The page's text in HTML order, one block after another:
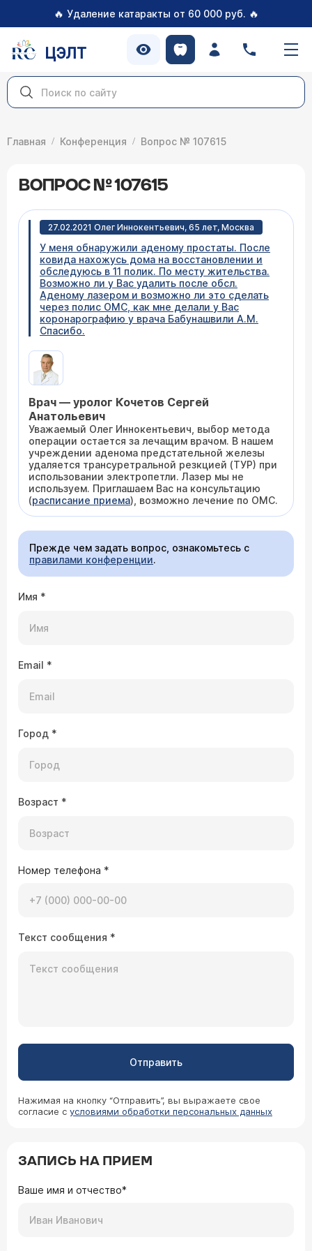
🔥 Удаление катаракты от 60 000 руб. 🔥
ЦЭЛТ
Главная Конференция Вопрос № 107615
ВОПРОС № 107615
27.02.2021 Олег Иннокентьевич, 65 лет, Москва
У меня обнаружили аденому простаты. После
ковида нахожусь дома на восстановлении и
обследуюсь в 11 полик. По месту жительства.
Возможно ли у Вас удалить после обсл.
Аденому лазером и возможно ли это сделать
через полис ОМС, как мне делали у Вас
коронарографию у врача Бабунашвили А.М.
Спасибо.
Врач — уролог Кочетов Сергей
Анатольевич
Уважаемый Олег Иннокентьевич, выбор метода
операции остается за лечащим врачом. В нашем
учреждении аденома предстательной железы
удаляется трансуретральной резкцией (ТУР) при
использовании электропетли. Лазер мы не
используем. Приглашаем Вас на консультацию
(расписание приема), возможно лечение по ОМС.
Прежде чем задать вопрос, ознакомьтесь с
правилами конференции.
Имя *
Email *
Город *
Возраст *
Номер телефона *
Текст сообщения *
Отправить
Нажимая на кнопку “Отправить”, вы выражаете свое
согласие с условиями обработки персональных данных
ЗАПИСЬ НА ПРИЕМ
Ваше имя и отчество*